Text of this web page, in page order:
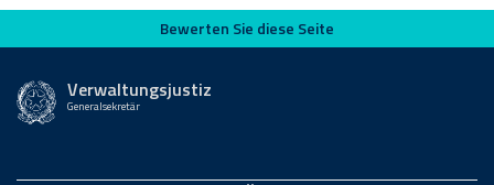
Bewerten Sie diese Seite
Bewerten Sie diese Seite
Verwaltungsjustiz
Generalsekretär